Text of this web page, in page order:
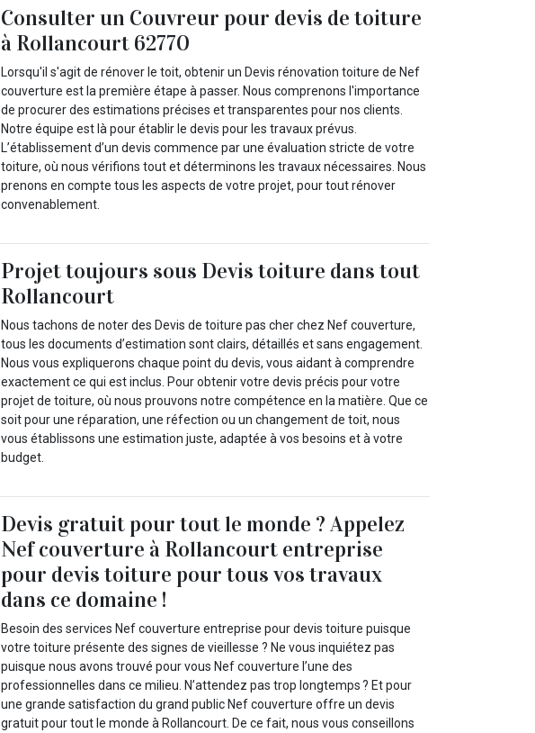
Consulter un Couvreur pour devis de toiture
à Rollancourt 62770
Lorsqu'il s'agit de rénover le toit, obtenir un Devis rénovation toiture de Nef
couverture est la première étape à passer. Nous comprenons l'importance
de procurer des estimations précises et transparentes pour nos clients.
Notre équipe est là pour établir le devis pour les travaux prévus.
L’établissement d’un devis commence par une évaluation stricte de votre
toiture, où nous vérifions tout et déterminons les travaux nécessaires. Nous
prenons en compte tous les aspects de votre projet, pour tout rénover
convenablement.
Projet toujours sous Devis toiture dans tout
Rollancourt
Nous tachons de noter des Devis de toiture pas cher chez Nef couverture,
tous les documents d’estimation sont clairs, détaillés et sans engagement.
Nous vous expliquerons chaque point du devis, vous aidant à comprendre
exactement ce qui est inclus. Pour obtenir votre devis précis pour votre
projet de toiture, où nous prouvons notre compétence en la matière. Que ce
soit pour une réparation, une réfection ou un changement de toit, nous
vous établissons une estimation juste, adaptée à vos besoins et à votre
budget.
Devis gratuit pour tout le monde ? Appelez
Nef couverture à Rollancourt entreprise
pour devis toiture pour tous vos travaux
dans ce domaine !
Besoin des services Nef couverture entreprise pour devis toiture puisque
votre toiture présente des signes de vieillesse ? Ne vous inquiétez pas
puisque nous avons trouvé pour vous Nef couverture l’une des
professionnelles dans ce milieu. N’attendez pas trop longtemps ? Et pour
une grande satisfaction du grand public Nef couverture offre un devis
gratuit pour tout le monde à Rollancourt. De ce fait, nous vous conseillons